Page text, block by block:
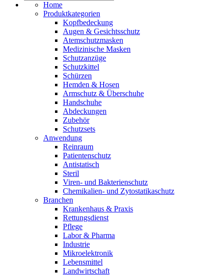
Home
Produktkategorien
Kopfbedeckung
Augen & Gesichtsschutz
Atemschutzmasken
Medizinische Masken
Schutzanzüge
Schutzkittel
Schürzen
Hemden & Hosen
Armschutz & Überschuhe
Handschuhe
Abdeckungen
Zubehör
Schutzsets
Anwendung
Reinraum
Patientenschutz
Antistatisch
Steril
Viren- und Bakterienschutz
Chemikalien- und Zytostatikaschutz
Branchen
Krankenhaus & Praxis
Rettungsdienst
Pflege
Labor & Pharma
Industrie
Mikroelektronik
Lebensmittel
Landwirtschaft